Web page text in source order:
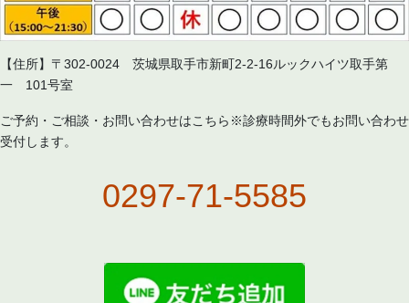
【住所】〒302-0024 茨城県取手市新町2-2-16ルックハイツ取手第
一 101号室
ご予約・ご相談・お問い合わせはこちら※診療時間外でもお問い合わせ
受付します。
0297-71-5585